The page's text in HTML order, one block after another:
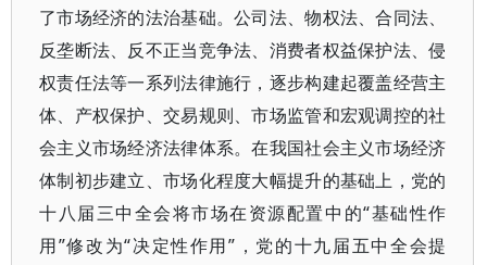
了市场经济的法治基础。公司法、物权法、合同法、
反垄断法、反不正当竞争法、消费者权益保护法、侵
权责任法等一系列法律施行，逐步构建起覆盖经营主
体、产权保护、交易规则、市场监管和宏观调控的社
会主义市场经济法律体系。在我国社会主义市场经济
体制初步建立、市场化程度大幅提升的基础上，党的
十八届三中全会将市场在资源配置中的“基础性作
用”修改为“决定性作用”，党的十九届五中全会提